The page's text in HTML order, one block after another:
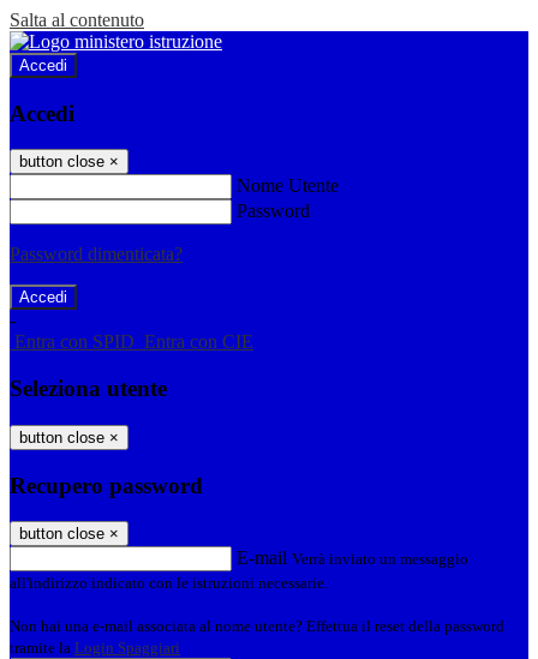
Salta al contenuto
Accedi
Accedi
button close ×
Nome Utente
Password
Password dimenticata?
-
Entra con SPID Entra con CIE
Seleziona utente
button close ×
Recupero password
button close ×
E-mail Verrà inviato un messaggio
all'indirizzo indicato con le istruzioni necessarie.
Non hai una e-mail associata al nome utente? Effettua il reset della password
tramite la Login Spaggiari